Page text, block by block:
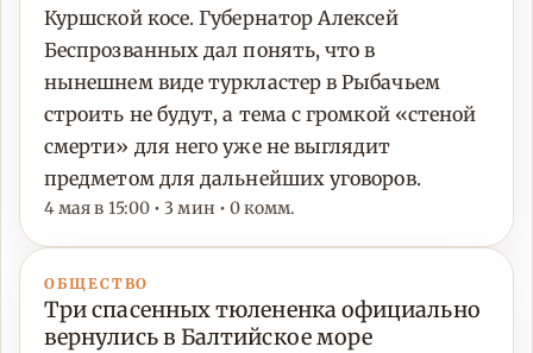
Куршской косе. Губернатор Алексей
Беспрозванных дал понять, что в
нынешнем виде туркластер в Рыбачьем
строить не будут, а тема с громкой «стеной
смерти» для него уже не выглядит
предметом для дальнейших уговоров.
4 мая в 15:00 • 3 мин • 0 комм.
ОБЩЕСТВО
Три спасенных тюлененка официально
вернулись в Балтийское море